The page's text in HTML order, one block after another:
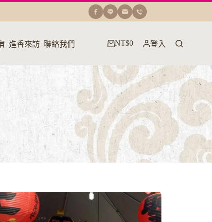
進香來訪 聯絡我們
購
車
NT$0 登入